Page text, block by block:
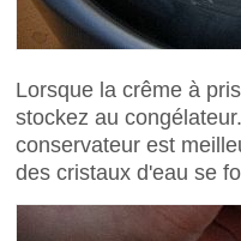
Lorsque la crême à
stockez au
conservateur est
des cristaux d'eau se